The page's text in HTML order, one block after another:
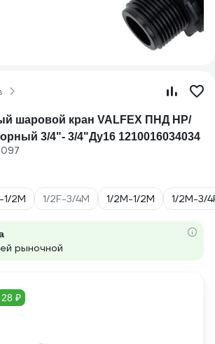
шаровой кран VALFEX ПНД НР/
3/4"- 3/4"Ду16 1210016034034
1/2M 1/2F-3/4M 1/2M-1/2M 1/2M-3/
рыночной
₽